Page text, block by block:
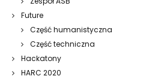
Future
Część humanistyczna
Część techniczna
Hackatony
HARC 2020